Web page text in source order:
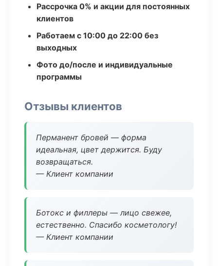
Рассрочка 0% и акции для постоянных
клиентов
Работаем с 10:00 до 22:00 без
выходных
Фото до/после и индивидуальные
программы
Отзывы клиентов
Перманент бровей — форма
идеальная, цвет держится. Буду
возвращаться.
— Клиент компании
Ботокс и филлеры — лицо свежее,
естественно. Спасибо косметологу!
— Клиент компании